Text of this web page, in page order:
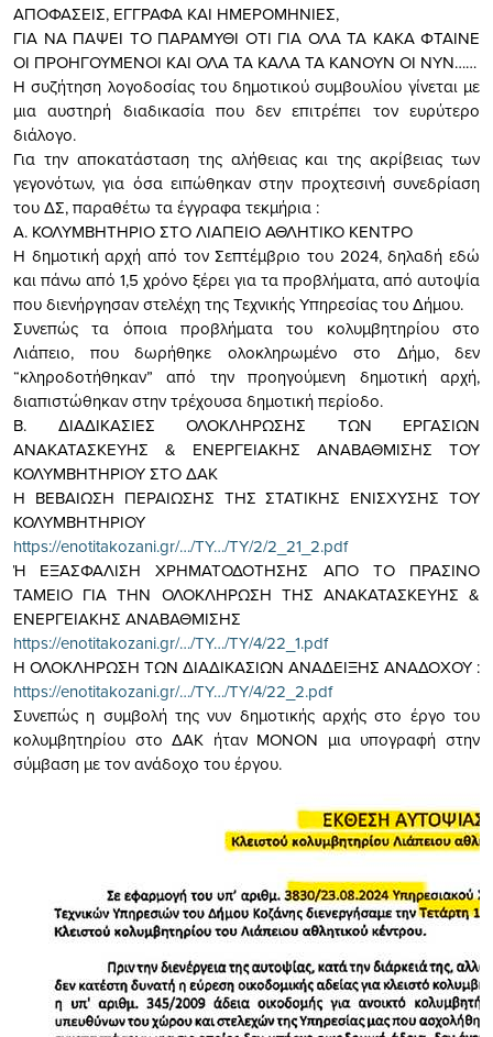
ΑΠΟΦΑΣΕΙΣ, ΕΓΓΡΑΦΑ ΚΑΙ ΗΜΕΡΟΜΗΝΙΕΣ,
ΓΙΑ ΝΑ ΠΑΨΕΙ ΤΟ ΠΑΡΑΜΥΘΙ ΟΤΙ ΓΙΑ ΟΛΑ ΤΑ ΚΑΚΑ ΦΤΑΙΝΕ
ΟΙ ΠΡΟΗΓΟΥΜΕΝΟΙ ΚΑΙ ΟΛΑ ΤΑ ΚΑΛΑ ΤΑ ΚΑΝΟΥΝ ΟΙ ΝΥΝ……
Η συζήτηση λογοδοσίας του δημοτικού συμβουλίου γίνεται με
μια αυστηρή διαδικασία που δεν επιτρέπει τον ευρύτερο
διάλογο.
Για την αποκατάσταση της αλήθειας και της ακρίβειας των
γεγονότων, για όσα ειπώθηκαν στην προχτεσινή συνεδρίαση
του ΔΣ, παραθέτω τα έγγραφα τεκμήρια :
Α. ΚΟΛΥΜΒΗΤΗΡΙΟ ΣΤΟ ΛΙΑΠΕΙΟ ΑΘΛΗΤΙΚΟ ΚΕΝΤΡΟ
Η δημοτική αρχή από τον Σεπτέμβριο του 2024, δηλαδή εδώ
και πάνω από 1,5 χρόνο ξέρει για τα προβλήματα, από αυτοψία
που διενήργησαν στελέχη της Τεχνικής Υπηρεσίας του Δήμου.
Συνεπώς τα όποια προβλήματα του κολυμβητηρίου στο
Λιάπειο, που δωρήθηκε ολοκληρωμένο στο Δήμο, δεν
“κληροδοτήθηκαν” από την προηγούμενη δημοτική αρχή,
διαπιστώθηκαν στην τρέχουσα δημοτική περίοδο.
Β. ΔΙΑΔΙΚΑΣΙΕΣ ΟΛΟΚΛΗΡΩΣΗΣ ΤΩΝ ΕΡΓΑΣΙΩΝ
ΑΝΑΚΑΤΑΣΚΕΥΗΣ & ΕΝΕΡΓΕΙΑΚΗΣ ΑΝΑΒΑΘΜΙΣΗΣ ΤΟΥ
ΚΟΛΥΜΒΗΤΗΡΙΟΥ ΣΤΟ ΔΑΚ
Η ΒΕΒΑΙΩΣΗ ΠΕΡΑΙΩΣΗΣ ΤΗΣ ΣΤΑΤΙΚΗΣ ΕΝΙΣΧΥΣΗΣ ΤΟΥ
ΚΟΛΥΜΒΗΤΗΡΙΟΥ
https://enotitakozani.gr/…/TY…/TY/2/2_21_2.pdf
Ή ΕΞΑΣΦΑΛΙΣΗ ΧΡΗΜΑΤΟΔΟΤΗΣΗΣ ΑΠΟ ΤΟ ΠΡΑΣΙΝΟ
ΤΑΜΕΙΟ ΓΙΑ ΤΗΝ ΟΛΟΚΛΗΡΩΣΗ ΤΗΣ ΑΝΑΚΑΤΑΣΚΕΥΗΣ &
ΕΝΕΡΓΕΙΑΚΗΣ ΑΝΑΒΑΘΜΙΣΗΣ
https://enotitakozani.gr/…/TY…/TY/4/22_1.pdf
Η ΟΛΟΚΛΗΡΩΣΗ ΤΩΝ ΔΙΑΔΙΚΑΣΙΩΝ ΑΝΑΔΕΙΞΗΣ ΑΝΑΔΟΧΟΥ :
https://enotitakozani.gr/…/TY…/TY/4/22_2.pdf
Συνεπώς η συμβολή της νυν δημοτικής αρχής στο έργο του
κολυμβητηρίου στο ΔΑΚ ήταν ΜΟΝΟΝ μια υπογραφή στην
σύμβαση με τον ανάδοχο του έργου.